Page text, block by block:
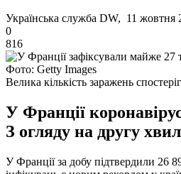
Українська служба DW, 11 жовтня
0
816
Фото: Getty Images
Велика кількість заражень
У Франції
З огляду на другу
У Франції за добу підтвердили 26